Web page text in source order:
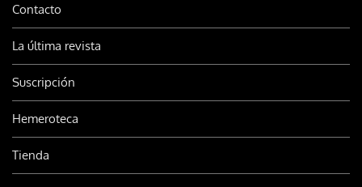
Contacto
La última revista
Suscripción
Hemeroteca
Tienda